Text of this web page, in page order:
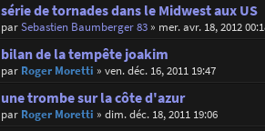
série de tornades dans le Midwest aux US
parSebastien Baumberger 83» mer. avr. 18, 2012
bilan de la tempête joakim
par Roger Moretti » ven. déc. 16, 2011 19:47
une trombe sur la côte d'azur
par Roger Moretti » dim. déc. 18, 2011 19:06